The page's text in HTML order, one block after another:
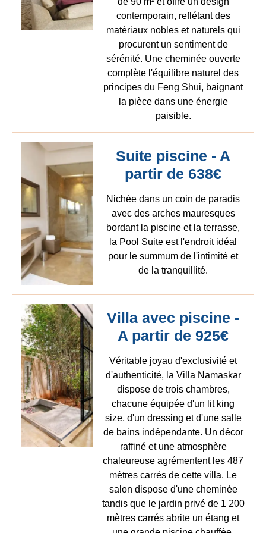
contemporain, reflétant des
matériaux nobles et naturels qui
procurent un sentiment de
sérénité. Une cheminée ouverte
complète l'équilibre naturel des
principes du Feng Shui, baignant
la pièce dans une énergie
paisible.
Suite piscine - A
partir de 638€
Nichée dans un coin de paradis
avec des arches mauresques
bordant la piscine et la terrasse,
la Pool Suite est l'endroit idéal
pour le summum de l'intimité et
de la tranquillité.
Villa avec piscine -
A partir de 925€
Véritable joyau d'exclusivité et
d'authenticité, la Villa Namaskar
dispose de trois chambres,
chacune équipée d'un lit king
size, d'un dressing et d'une salle
de bains indépendante. Un décor
raffiné et une atmosphère
chaleureuse agrémentent les 487
mètres carrés de cette villa. Le
salon dispose d'une cheminée
tandis que le jardin privé de 1 200
mètres carrés abrite un étang et